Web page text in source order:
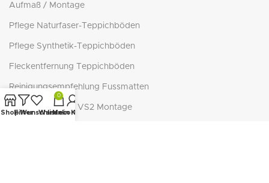
Aufmaß / Montage
Pflege Naturfaser-Teppichböden
Pflege Synthetik-Teppichböden
Fleckentfernung Teppichböden
Reinigungsempfehlung Fussmatten
Cosiflor® Plissee VS2 Montage
ShopFilter
Wunschliste
0
Warenkorb
Mein Konto